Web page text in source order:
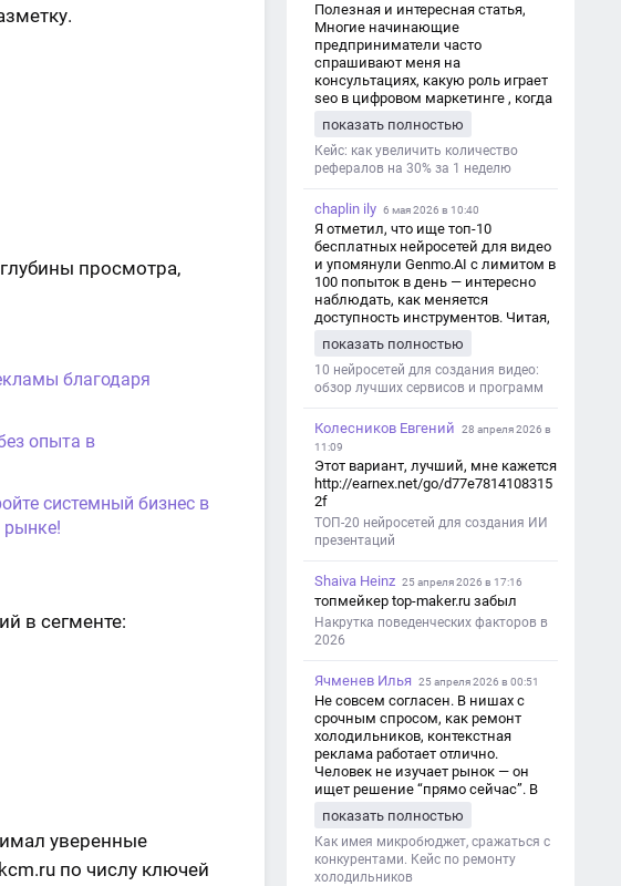
просмотра,
благодаря
опыта в
системный бизнес в
рынке!
в сегменте:
уверенные
по числу ключей
Полезная и интересная статья,
Многие начинающие
предприниматели часто
спрашивают меня на
консультациях, какую роль играет
seo в цифровом маркетинге , когда
обсуждаем их проект:
https://aseotop.com/kakuyu-rol-igraet-
seo-v-czifrovom-marketinge/
показать полностью
Кейс: как увеличить количество
рефералов на 30% за 1 неделю
chaplin ily 6 мая 2026 в 10:40
Я отметил, что ище топ-10
бесплатных нейросетей для видео
и упомянули Genmo.AI с лимитом в
100 попыток в день — интересно
наблюдать, как меняется
доступность инструментов. Читая,
с короткими клипами в телеграм-
каналах YAGLA и Kokoc Group. Flux 2
показать полностью
10 нейросетей для создания видео:
обзор лучших сервисов и программ
Колесников Евгений
28 апреля 2026 в
11:09
Этот вариант, лучший, мне кажется
http://earnex.net/go/d77e7814108315
2f
ТОП-20 нейросетей для создания ИИ
презентаций
Shaiva Heinz 25 апреля 2026 в 17:16
топмейкер top-maker.ru забыл
Накрутка поведенческих факторов в
2026
Ячменев Илья 25 апреля 2026 в 00:51
Не совсем согласен. В нишах с
срочным спросом, как ремонт
холодильников, контекстная
реклама работает отлично.
Человек не изучает рынок — он
ищет решение “прямо сейчас”. В
и ловит самый горячий трафик,
тогда как SEO в таких задачах
просто не успевает.
показать полностью
Как имея микробюджет, сражаться с
конкурентами. Кейс по ремонту
холодильников